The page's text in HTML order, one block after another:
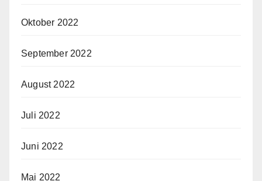
Oktober 2022
September 2022
August 2022
Juli 2022
Juni 2022
Mai 2022